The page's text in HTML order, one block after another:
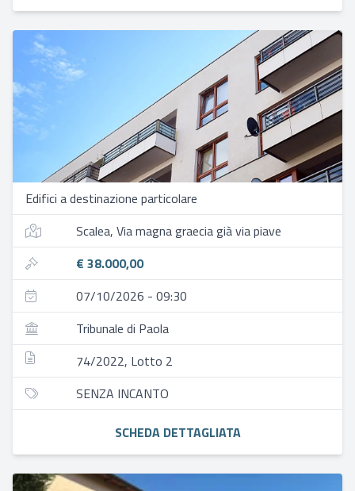
Edifici a destinazione particolare
Scalea, Via magna graecia già via piave
€ 38.000,00
07/10/2026 - 09:30
Tribunale di Paola
74/2022, Lotto 2
SENZA INCANTO
SCHEDA DETTAGLIATA